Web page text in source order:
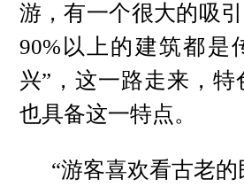
游，有一个很大的吸
90%以上的建筑都是
兴”，这一路走来，
也具备这一特点。
“游客喜欢看古老